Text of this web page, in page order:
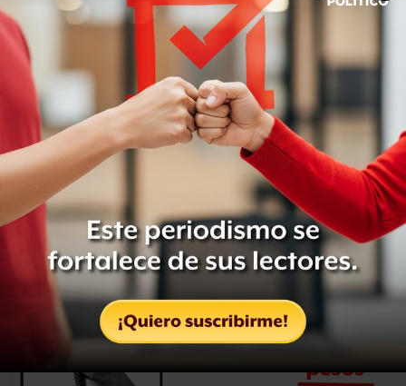
“Por lo anterior, el Fiscal Federal y elementos de la
Agencia de Investigación Criminal (AIC) en el estado, se
encuentran realizando productos de inteligencia y
trabajo de campo, a efecto de continuar con las
investigaciones y dar con el paradero de las armas”,
agregó.
De acuerdo con un reporte del diario Reforma, las armas
fueron robadas de un módulo de la Policía Municipal
Querétaro, en la Zona Industrial Benito Juárez.